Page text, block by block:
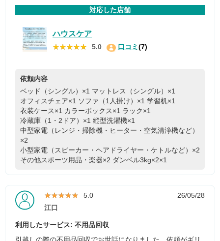
対応した店舗
ハウスケア
★★★★★
★★★★★ 5.0 口コミ(7)
依頼内容
ベッド（シングル）×1 マットレス（シングル）×1
オフィスチェア×1 ソファ（1人掛け）×1 学習机×1
衣装ケース×1 カラーボックス×1 ラック×1
冷蔵庫（1・2ドア）×1 縦型洗濯機×1
中型家電（レンジ・掃除機・ヒーター・空気清浄機など）
×2
小型家電（スピーカー・ヘアドライヤー・ケトルなど）×2
その他スポーツ用品・楽器×2 ダンベル3kg×2×1
★★★★★
★★★★★ 5.0
26/05/28
江口
利用したサービス: 不用品回収